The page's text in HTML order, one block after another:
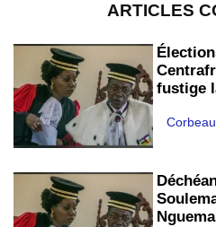
ARTICLES
fustige